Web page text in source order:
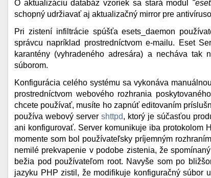
O aktualizáciu databáz vzoriek sa stará modul
schopný udržiavať aj aktualizačný mirror pre
Pri zistení infiltrácie spúšťa esets_daemon
správcu napríklad prostredníctvom e-mailu. Eset
karantény (vyhradeného adresára) a necháva
súborom.
Konfigurácia celého systému sa vykonáva
prostredníctvom webového rozhrania
chcete používať, musíte ho zapnúť editovaním
používa webový servershttpd, ktorý je súčasťou
ani konfigurovať. Server komunikuje iba protokolom
momente som bol používateľsky príjemným
nemilé prekvapenie v podobe zistenia, že
bežia pod používateľom root. Navyše som po
jazyku PHP zistil, že modifikuje konfiguračný súbor